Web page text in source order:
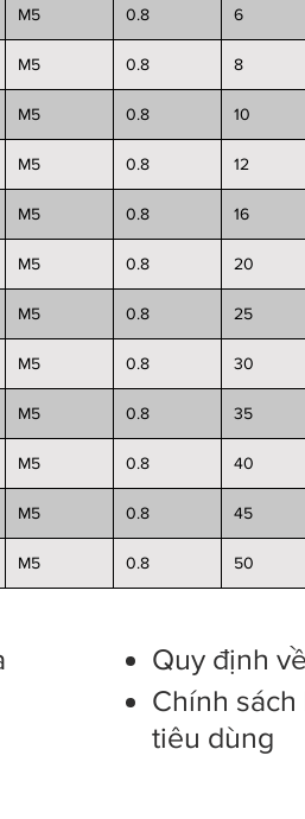
M5 0.8 6
M5 0.8 8
M5 0.8 10
M5 0.8 12
M5 0.8 16
M5 0.8 20
M5 0.8 25
M5 0.8 30
M5 0.8 35
M5 0.8 40
M5 0.8 45
M5 0.8 50
Quy định
Chính
tiêu dùng